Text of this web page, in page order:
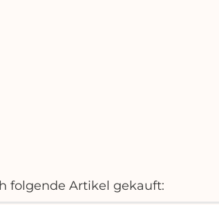
folgende Artikel gekauft: